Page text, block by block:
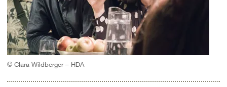
© Clara Wildberger – HDA